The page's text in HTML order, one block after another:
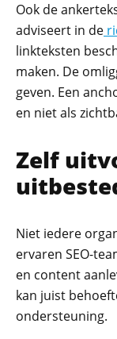
Ook de
adviseert in de
linkteksten
maken. De
geven. Een
en niet als
Zelf
Niet iedere
ervaren SEO-
en content
kan juist
ondersteuning.